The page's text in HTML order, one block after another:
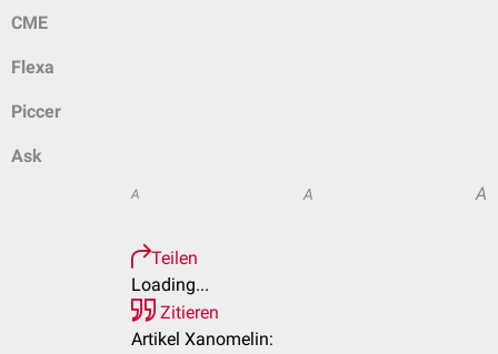
CME
Flexa
Piccer
Ask
A A A
Teilen
Loading...
Zitieren
Artikel Xanomelin: